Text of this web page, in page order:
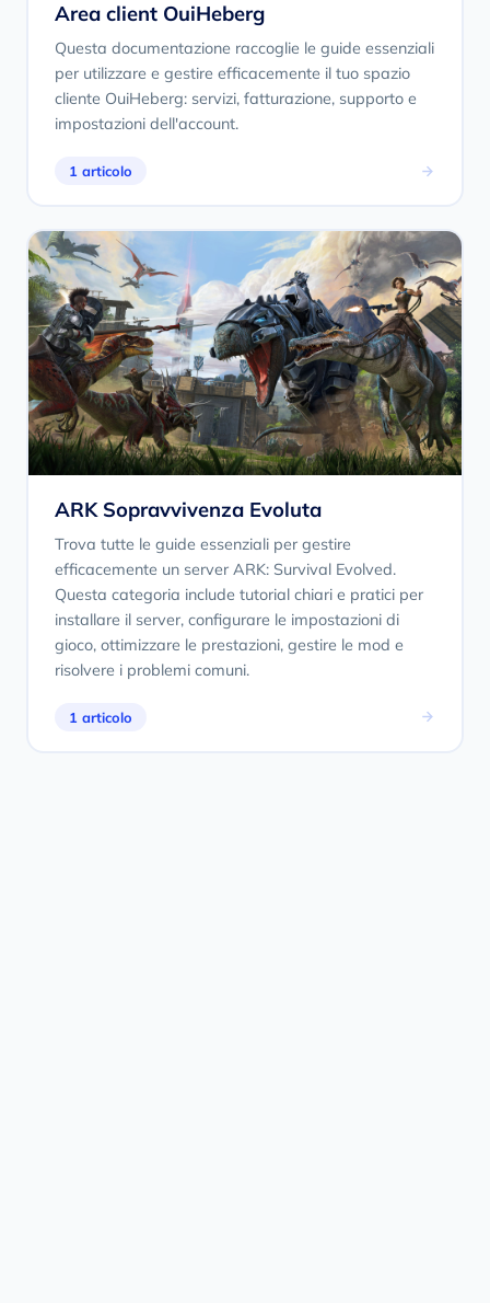
Area client OuiHeberg
Questa documentazione raccoglie le guide essenziali
per utilizzare e gestire efficacemente il tuo spazio
cliente OuiHeberg: servizi, fatturazione, supporto e
impostazioni dell'account.
1 articolo
ARK Sopravvivenza Evoluta
Trova tutte le guide essenziali per gestire
efficacemente un server ARK: Survival Evolved.
Questa categoria include tutorial chiari e pratici per
installare il server, configurare le impostazioni di
gioco, ottimizzare le prestazioni, gestire le mod e
risolvere i problemi comuni.
1 articolo